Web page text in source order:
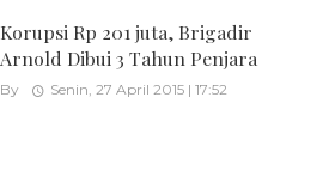
Korupsi Rp 201 juta, Brigadir
Arnold Dibui 3 Tahun Penjara
By Senin, 27 April 2015 | 17:52